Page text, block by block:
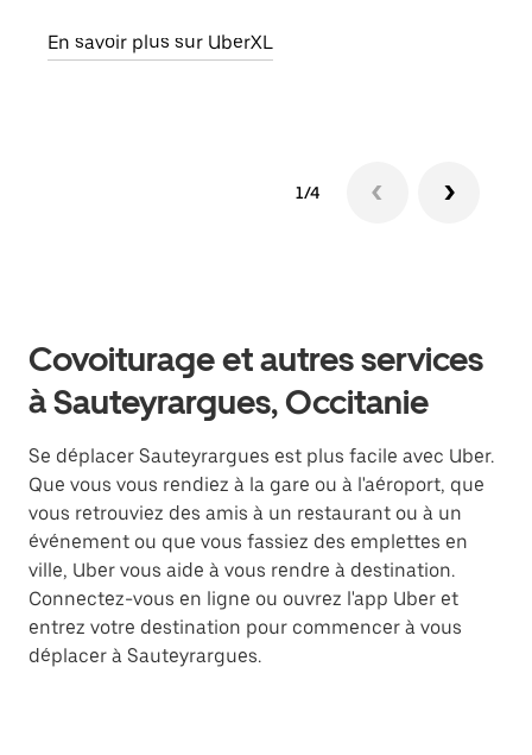
En savoir plus sur UberXL
1/4
Covoiturage et autres services
à Sauteyrargues, Occitanie
Se déplacer Sauteyrargues est plus facile avec Uber.
Que vous vous rendiez à la gare ou à l'aéroport, que
vous retrouviez des amis à un restaurant ou à un
événement ou que vous fassiez des emplettes en
ville, Uber vous aide à vous rendre à destination.
Connectez-vous en ligne ou ouvrez l'app Uber et
entrez votre destination pour commencer à vous
déplacer à Sauteyrargues.